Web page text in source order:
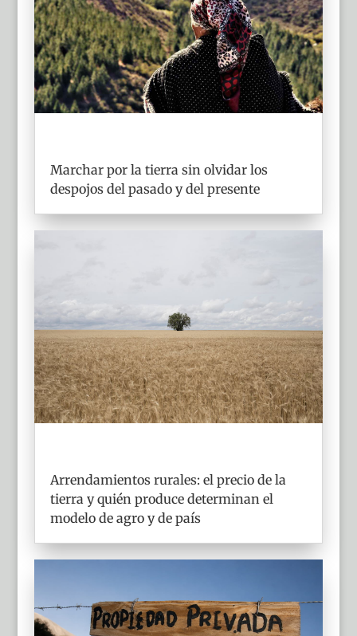
Marchar por la tierra sin olvidar los
despojos del pasado y del presente
Arrendamientos rurales: el precio de la
tierra y quién produce determinan el
modelo de agro y de país